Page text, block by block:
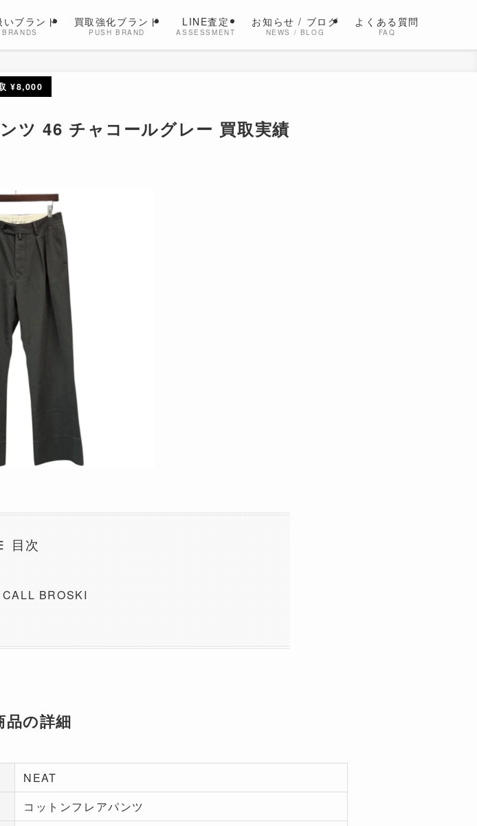
いブランド
BRANDS
買取強化ブランド
PUSH BRAND
LINE査定
ASSESSMENT
お知らせ / ブログ
NEWS / BLOG
よくある質問
FAQ
¥8,000
ツ 46 チャコールグレー 買取実績
目次
CALL BROSKI
品の詳細
NEAT
コットンフレアパンツ